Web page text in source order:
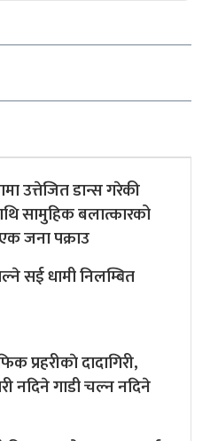
उत्तेजित डान्स गरेकी
सामुहिक बलात्कारको
जना पक्राउ
सई धामी निलम्बित
प्रहरीकाे दादागिरी,
नदिने गाडी चल्न नदिने